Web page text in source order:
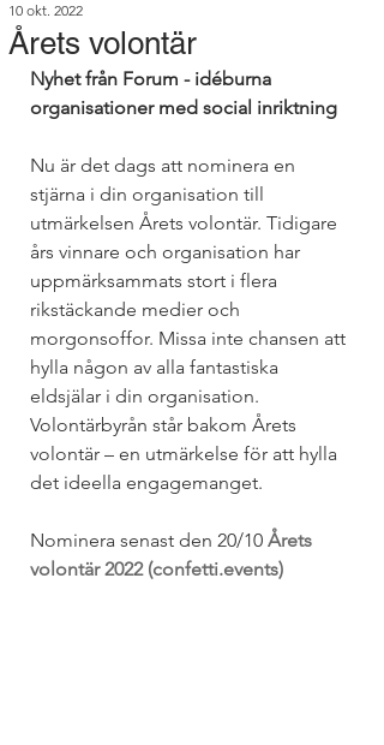
Årets volontär
10 okt. 2022
Nyhet från Forum - idéburna
organisationer med social inriktning
Nu är det dags att nominera en
stjärna i din organisation till
utmärkelsen Årets volontär. Tidigare
års vinnare och organisation har
uppmärksammats stort i flera
rikstäckande medier och
morgonsoffor. Missa inte chansen att
hylla någon av alla fantastiska
eldsjälar i din organisation.
Volontärbyrån står bakom Årets
volontär – en utmärkelse för att hylla
det ideella engagemanget.
Nominera senast den 20/10 Årets
volontär 2022 (confetti.events)